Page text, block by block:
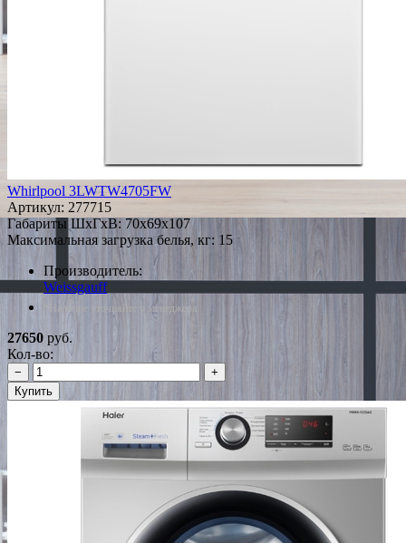
Whirlpool 3LWTW4705FW
Артикул: 277715
Габариты ШxГxВ: 70x69x107
Максимальная загрузка белья, кг: 15
Производитель:
Weissgauff
*Наличие уточняйте у менеджера
27650 руб.
Кол-во:
−
+
Купить